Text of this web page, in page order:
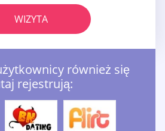
WIZYTA
również się
rejestrują: